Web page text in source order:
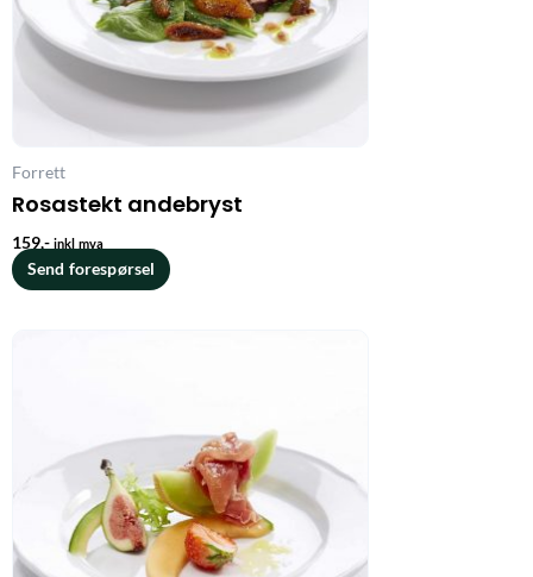
Forrett
Rosastekt andebryst
159,- inkl mva
Send forespørsel